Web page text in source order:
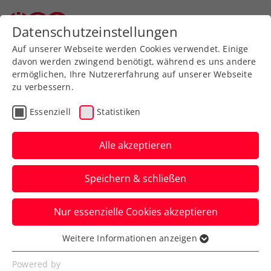
Aktuelle News
News filtern
Datenschutzeinstellungen
Auf unserer Webseite werden Cookies verwendet. Einige
davon werden zwingend benötigt, während es uns andere
ermöglichen, Ihre Nutzererfahrung auf unserer Webseite
zu verbessern.
Essenziell Statistiken
Alle akzeptieren
Speichern & schließen
Nur essenzielle Cookies akzeptieren
Essenziell
Essenzielle Cookies werden für grundlegende
Weitere Informationen anzeigen
Powered by